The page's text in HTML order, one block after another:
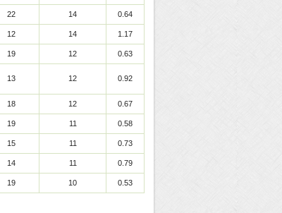
22 14 0.64
12 14 1.17
19 12 0.63
13 12 0.92
18 12 0.67
19 11 0.58
15 11 0.73
14 11 0.79
19 10 0.53